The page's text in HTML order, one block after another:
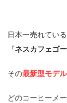
日本一売れてい
『ネスカフェゴ
その最新型モデル
どのコーヒーメ